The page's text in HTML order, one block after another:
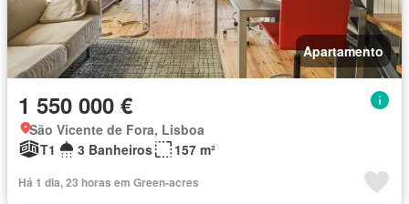
Apartamento
1 550 000 €
São Vicente de Fora, Lisboa
T1
3 Banheiros 157 m²
Há 1 dia, 23 horas em Green-acres